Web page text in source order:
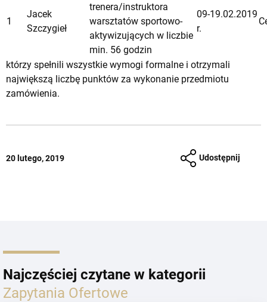
1
Jacek
Szczygieł
trenera/instruktora
warsztatów sportowo-
aktywizujących w liczbie
min. 56 godzin
09-19.02.2019
r.
którzy spełnili wszystkie wymogi formalne i otrzymali
największą liczbę punktów za wykonanie przedmiotu
zamówienia.
20 lutego, 2019 Udostępnij
Najczęściej czytane w kategorii
Zapytania Ofertowe